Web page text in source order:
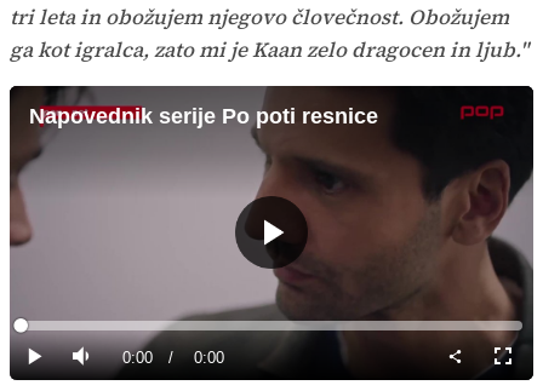
tri leta in obožujem njegovo človečnost. Obožujem
ga kot igralca, zato mi je Kaan zelo dragocen in ljub."
Napovednik serije Po poti resnice
Predvajaj
Predvajaj
Tiho Current
0:00 / Duration
0:00
Loaded:
0%
način